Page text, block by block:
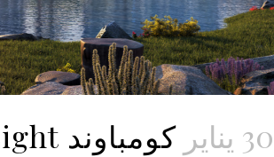
30 يناير كومباوند Residence Eight العاصمة الإدارية